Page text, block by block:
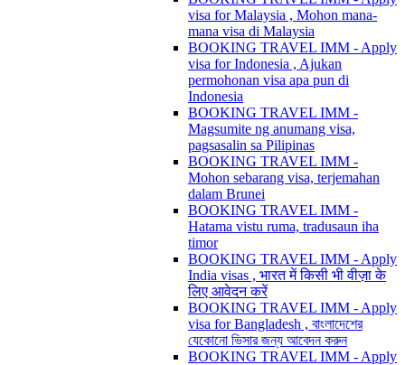
visa for Malaysia , Mohon mana-
mana visa di Malaysia
BOOKING TRAVEL IMM - Apply
visa for Indonesia , Ajukan
permohonan visa apa pun di
Indonesia
BOOKING TRAVEL IMM -
Magsumite ng anumang visa,
pagsasalin sa Pilipinas
BOOKING TRAVEL IMM -
Mohon sebarang visa, terjemahan
dalam Brunei
BOOKING TRAVEL IMM -
Hatama vistu ruma, tradusaun iha
timor
BOOKING TRAVEL IMM - Apply
India visas , भारत में किसी भी वीज़ा के
लिए आवेदन करें
BOOKING TRAVEL IMM - Apply
visa for Bangladesh , বাংলাদেশের
যেকোনো ভিসার জন্য আবেদন করুন
BOOKING TRAVEL IMM - Apply